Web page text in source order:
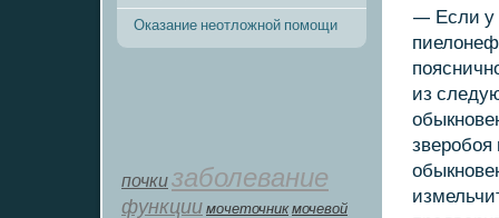
Оказание неотложной помощи
почкизаболевание
функции мοчеточник мочевой
— Если у
из
зверοбοя